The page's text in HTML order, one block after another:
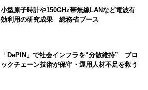
小型原子時計や150GHz帯無線LANなど電波有
効利用の研究成果 総務省ブース
「DePIN」で社会インフラを“分散維持” ブロ
ックチェーン技術が保守・運用人材不足を救う